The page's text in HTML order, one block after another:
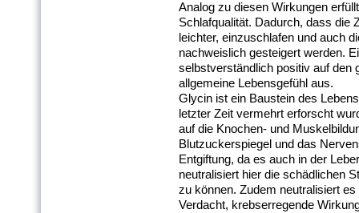
Analog zu diesen Wirkungen
Schlafqualität. Dadurch, dass die
leichter, einzuschlafen und auch
nachweislich gesteigert werden.
selbstverständlich positiv auf den
allgemeine Lebensgefühl aus.
Glycin ist ein Baustein des
letzter Zeit vermehrt erforscht
auf die Knochen- und
Blutzuckerspiegel und das
Entgiftung, da es auch in der
neutralisiert hier die schädlichen
zu können. Zudem neutralisiert
Verdacht, krebserregende